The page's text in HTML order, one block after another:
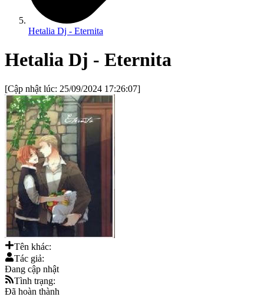
Hetalia Dj - Eternita
Hetalia Dj - Eternita
[Cập nhật lúc: 25/09/2024 17:26:07]
Tên khác:
Tác giả:
Đang cập nhật
Tình trạng:
Đã hoàn thành